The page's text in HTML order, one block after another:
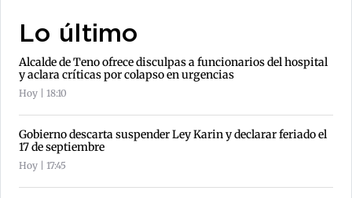
Lo último
Alcalde de Teno ofrece disculpas a funcionarios del hospital
y aclara críticas por colapso en urgencias
Hoy | 18:10
Gobierno descarta suspender Ley Karin y declarar feriado el
17 de septiembre
Hoy | 17:45